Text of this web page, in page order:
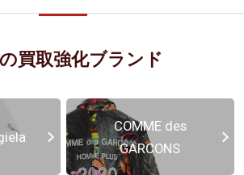
買取強化ブランド
COMME des
GARCONS